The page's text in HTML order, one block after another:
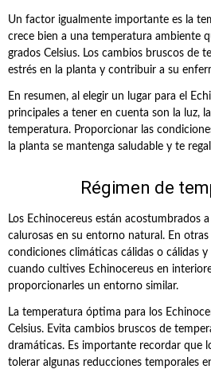
Un factor igualmente importante es la
crece bien a una temperatura ambiente
grados Celsius. Los cambios bruscos de
estrés en la planta y contribuir a su
En resumen, al elegir un lugar para el
principales a tener en cuenta son la luz,
temperatura. Proporcionar las
la planta se mantenga saludable y te
Régimen de
Los Echinocereus están acostumbrados
calurosas en su entorno natural. En otras
condiciones climáticas cálidas o cálidas
cuando cultives Echinocereus en
proporcionarles un entorno similar.
La temperatura óptima para los
Celsius. Evita cambios bruscos de
dramáticas. Es importante recordar que
tolerar algunas reducciones temporales